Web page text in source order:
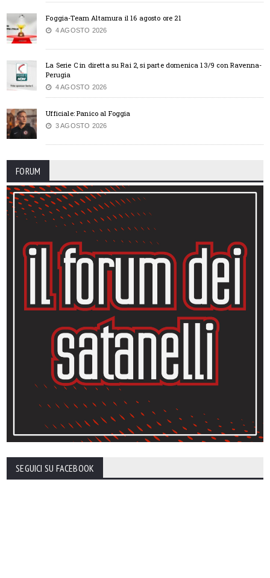
Foggia-Team Altamura il 16 agosto ore 21
4 AGOSTO 2026
La Serie C in diretta su Rai 2, si parte domenica 13/9 con Ravenna-
Perugia
4 AGOSTO 2026
Ufficiale: Panico al Foggia
3 AGOSTO 2026
FORUM
SEGUICI SU FACEBOOK